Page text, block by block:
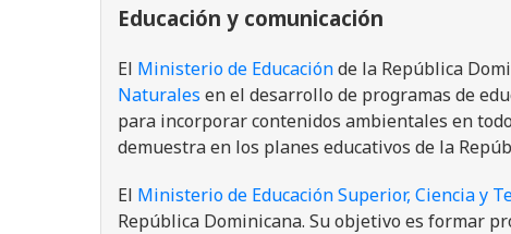
Educación y comunicación
El Ministerio de Educaciónde la República
Naturales en el desarrollo de programas de
para incorporar contenidos ambientales en
demuestra en los planes educativos de la
El Ministerio de Educación Superior, Ciencia y
República Dominicana. Su objetivo es formar